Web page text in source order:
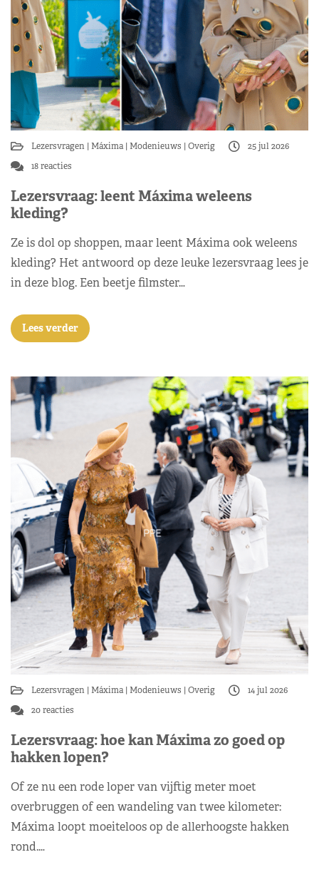
Lezersvragen Máxima Modenieuws Overig
25 jul 2026
18 reacties
Lezersvraag: leent Máxima weleens
kleding?
Ze is dol op shoppen, maar leent Máxima ook weleens
kleding? Het antwoord op deze leuke lezersvraag lees je
in deze blog. Een beetje filmster…
Lees verder
Lezersvragen Máxima Modenieuws Overig
14 jul 2026
20 reacties
Lezersvraag: hoe kan Máxima zo goed op
hakken lopen?
Of ze nu een rode loper van vijftig meter moet
overbruggen of een wandeling van twee kilometer:
Máxima loopt moeiteloos op de allerhoogste hakken
rond.…